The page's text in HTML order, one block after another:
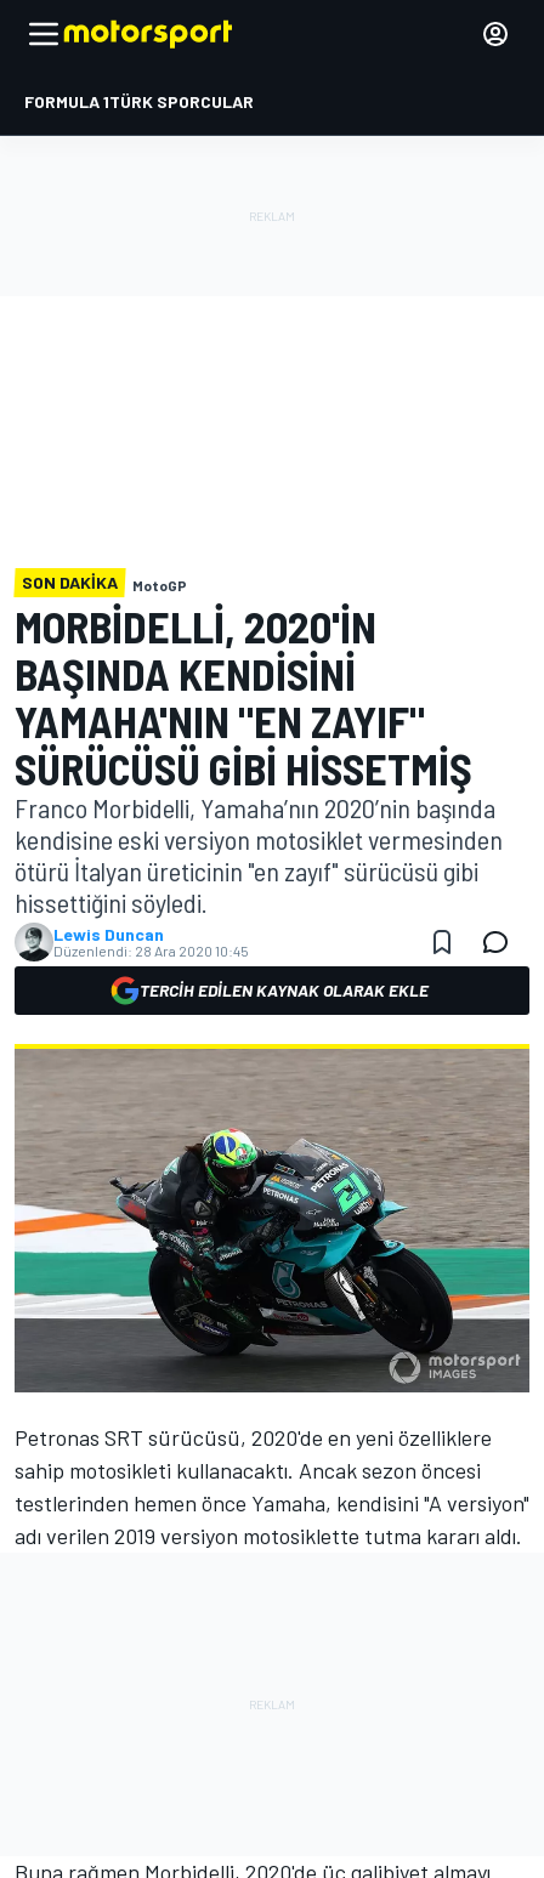
FORMULA 1TÜRK SPORCULAR
SON DAKIKA MotoGP
MORBIDELLI, 2020'IN
BAŞINDA KENDISINI
YAMAHA'NIN "EN ZAYIF"
SÜRÜCÜSÜ GIBI HISSETMIŞ
Franco Morbidelli, Yamaha’nın 2020’nin başında
kendisine eski versiyon motosiklet vermesinden
ötürü İtalyan üreticinin "en zayıf" sürücüsü gibi
hissettiğini söyledi.
Lewis Duncan
Düzenlendi: 28 Ara 2020 10:45
TERCIH EDILEN KAYNAK OLARAK EKLE
Petronas SRT sürücüsü, 2020'de en yeni özelliklere
sahip motosikleti kullanacaktı. Ancak sezon öncesi
testlerinden hemen önce Yamaha, kendisini "A versiyon"
adı verilen 2019 versiyon motosiklette tutma kararı aldı.
Buna rağmen Morbidelli, 2020'de üç galibiyet almayı